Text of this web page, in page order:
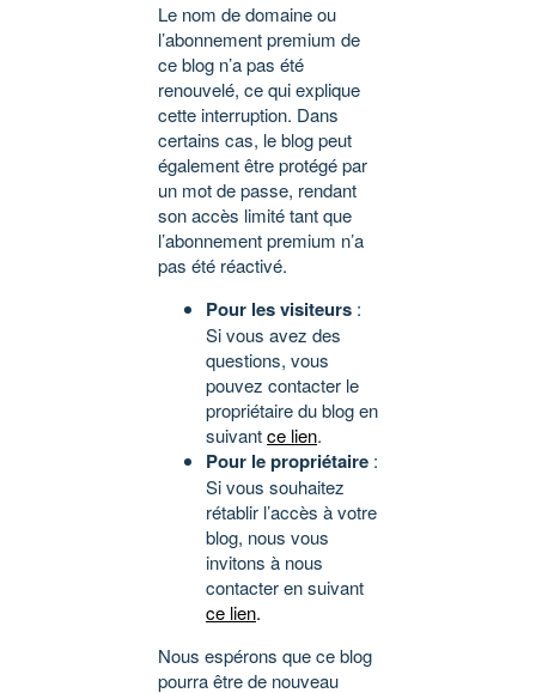
Le nom de domaine ou
l’abonnement premium de
ce blog n’a pas été
renouvelé, ce qui explique
cette interruption. Dans
certains cas, le blog peut
également être protégé par
un mot de passe, rendant
son accès limité tant que
l’abonnement premium n’a
pas été réactivé.
Pour les visiteurs :
Si vous avez des
questions, vous
pouvez contacter le
propriétaire du blog en
suivantce lien.
Pour le propriétaire :
Si vous souhaitez
rétablir l’accès à votre
blog, nous vous
invitons à nous
contacter en suivant
ce lien.
Nous espérons que ce blog
pourra être de nouveau